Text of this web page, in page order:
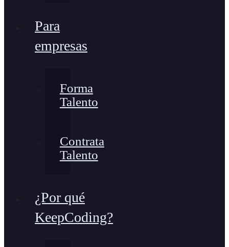
Para
empresas
Forma
Talento
Contrata
Talento
¿Por qué
KeepCoding?